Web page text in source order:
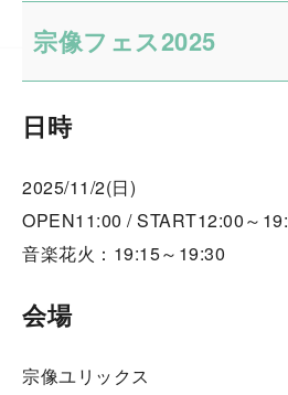
宗像フェス2025
日時
2025/11/2(日)
OPEN11:00 / START12:00～
音楽花火：19:15～19:30
会場
宗像ユリックス